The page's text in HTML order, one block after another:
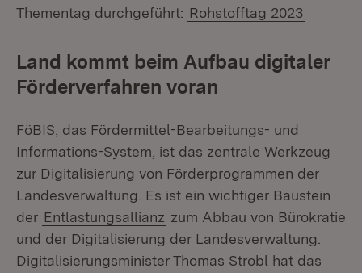
Thementag durchgeführt: Rohstofftag 2023
Land kommt beim Aufbau digitaler
Förderverfahren voran
FöBIS, das Fördermittel-Bearbeitungs- und
Informations-System, ist das zentrale Werkzeug
zur Digitalisierung von Förderprogrammen der
Landesverwaltung. Es ist ein wichtiger Baustein
der Entlastungsallianz zum Abbau von Bürokratie
und der Digitalisierung der Landesverwaltung.
Digitalisierungsminister Thomas Strobl hat das